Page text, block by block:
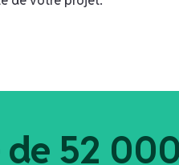
de 52